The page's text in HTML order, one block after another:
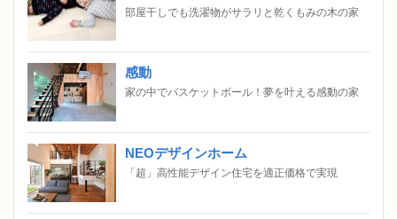
部屋干しでも洗濯物がサラリと乾くもみの木の家
感動
家の中でバスケットボール！夢を叶える感動の家
NEOデザインホーム
「超」高性能デザイン住宅を適正価格で実現